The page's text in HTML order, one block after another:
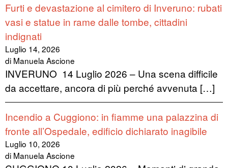
Furti e devastazione al cimitero di Inveruno: rubati
vasi e statue in rame dalle tombe, cittadini
indignati
Luglio 14, 2026
di Manuela Ascione
INVERUNO 14 Luglio 2026 – Una scena difficile
da accettare, ancora di più perché avvenuta […]
Incendio a Cuggiono: in fiamme una palazzina di
fronte all’Ospedale, edificio dichiarato inagibile
Luglio 10, 2026
di Manuela Ascione